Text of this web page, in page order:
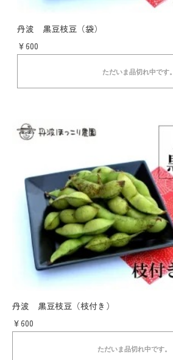
丹波 黒豆枝豆（袋）
￥600
ただいま品切れ中です。
丹波 黒豆枝豆（枝付き）
￥600
ただいま品切れ中です。